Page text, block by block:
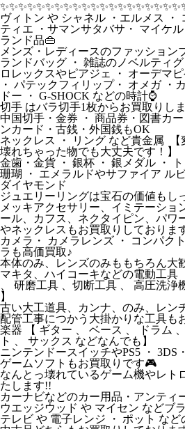
ヴィトン や シャネル ・エルメス ・
ティエ ・サマンサタバサ・ マイケ
ランド品👜
メンズ・レディースのファッション
ランドバッグ ・ 雑誌のノベルティ
ロレックスやピアジェ ・ オーデマ
・ パテックフィリップ・ オメガ ・
ドー ・ G-SHOCK などの時計⌚
切手 はバラ切手1枚からお買取りし
中国切手・金券 ・ 商品券・図書カ
ンカード・古銭・外国銭もOK
ネックレス ・ リング など貴金属 【
壊れちゃった物でも大丈夫です！】
金歯・金貨 ・ 銀杯 ・ 銀メダル ・
珊瑚 ・ エメラルドやサファイア ル
ダイヤモンド
ジュエリーリングは宝石の価値もし
メッキアクセサリー、イミテーショ
ール、カフス、ネクタイピン、パワ
やネックレスもお買取りしておりま
カメラ・ カメラレンズ ・ コンパク
ラも高価買取♪
本体のみ、レンズのみももちろん大
マキタ、ハイコーキなどの電動工具
、 研磨工具 、切断工具 、 高圧洗浄
】
古い大工道具、カンナ、のみ、レン
配管工事につかう大掛かりな工具も
楽器 【 ギター 、 ベース 、 ドラム
ト 、 サックス などなんでも】
ニンテンドースイッチやPS5 ・ 3DS
ゲームソフトもお買取りです🎮
なんとっ壊れているゲーム機やレト
たします!!
カーナビなどのカー用品・アンティ
ウエッジウッド や マイセン などブ
テレビ や 電子レンジ ・ ポット など